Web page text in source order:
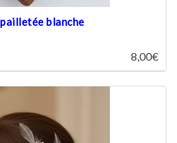
blanche
8,00€